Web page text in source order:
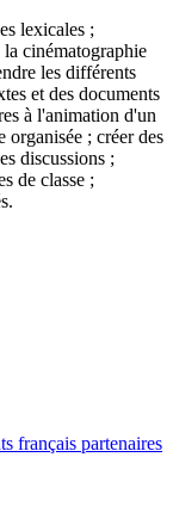
lexicales ;
cinématographie
les différents
et des documents
à l'animation d'un
organisée ; créer des
discussions ;
de classe ;
français partenaires